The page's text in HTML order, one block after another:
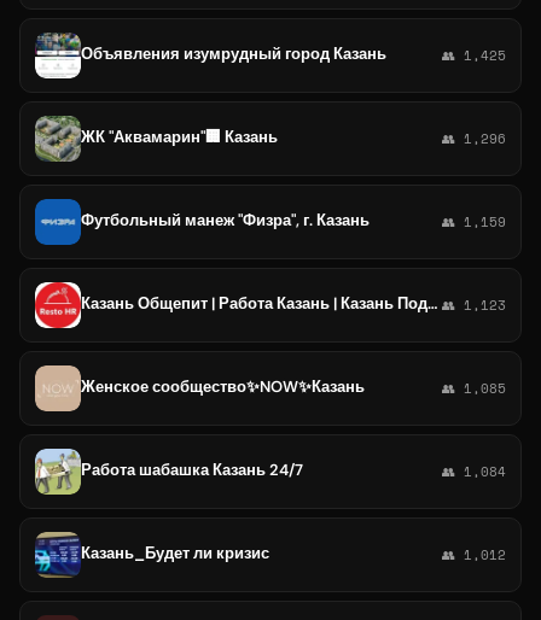
Объявления изумрудный город Казань 👥 1,425
ЖК "Аквамарин"🏢 Казань 👥 1,296
Футбольный манеж "Физра", г. Казань 👥 1,159
Казань Общепит | Работа Казань | Казань Подработка 👥 1,123
Женское сообщество✨NOW✨Казань 👥 1,085
Работа шабашка Казань 24/7 👥 1,084
Казань_Будет ли кризис 👥 1,012